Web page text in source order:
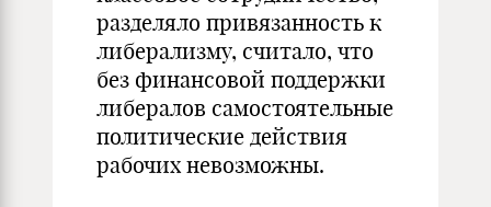
разделяло привязанность к
либерализму, считало, что
без финансовой поддержки
либералов самостоятельные
политические действия
рабочих невозможны.